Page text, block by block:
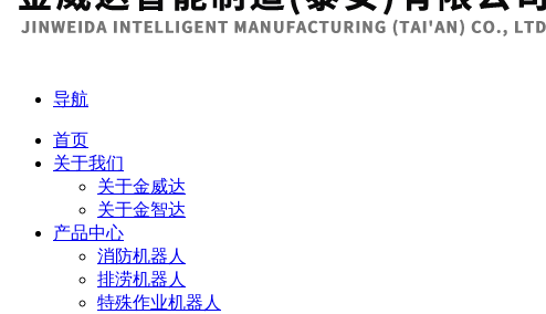
导航
首页
关于我们
关于金威达
关于金智达
产品中心
消防机器人
排涝机器人
特殊作业机器人